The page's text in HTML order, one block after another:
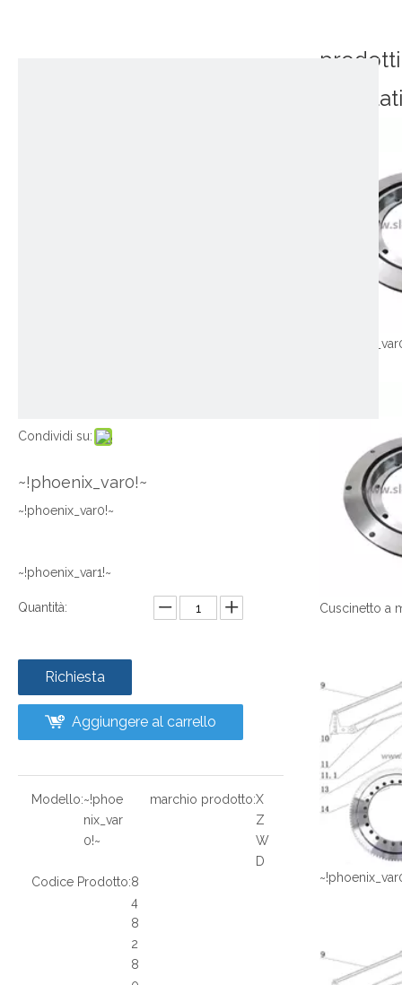
Condividi su:
~!phoenix_var0!~
~!phoenix_var0!~
~!phoenix_var1!~
Quantità:
Richiesta
Aggiungere al carrello
Modello:~!phoe
nix_var
0!~
marchio prodotto:X
Z
W
D
Codice Prodotto:8
4
8
2
8
prodotti
correlati